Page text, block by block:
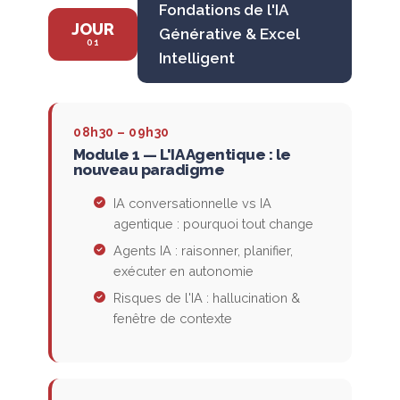
JOUR
01
Fondations de l'IA
Générative & Excel
Intelligent
08h30 – 09h30
Module 1 — L'IA Agentique : le
nouveau paradigme
IA conversationnelle vs IA
agentique : pourquoi tout change
Agents IA : raisonner, planifier,
exécuter en autonomie
Risques de l'IA : hallucination &
fenêtre de contexte